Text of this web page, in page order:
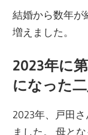
結婚から数年が
増えました。
2023年に
になった
2023年、戸田
ました。 母と